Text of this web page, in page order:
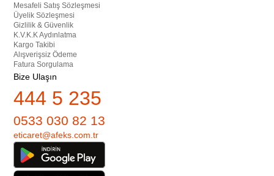
Mesafeli Satış Sözleşmesi
Üyelik Sözleşmesi
Gizlilik & Güvenlik
K.V.K.K Aydınlatma
Kargo Takibi
Alışverişsiz Ödeme
Fatura Sorgulama
Bize Ulaşın
444 5 235
0533 030 82 13
eticaret@afeks.com.tr